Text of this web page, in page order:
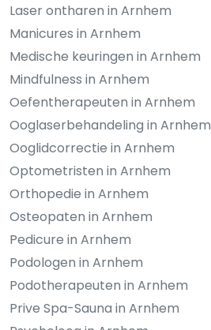
Laser ontharen in Arnhem
Manicures in Arnhem
Medische keuringen in Arnhem
Mindfulness in Arnhem
Oefentherapeuten in Arnhem
Ooglaserbehandeling in Arnhem
Ooglidcorrectie in Arnhem
Optometristen in Arnhem
Orthopedie in Arnhem
Osteopaten in Arnhem
Pedicure in Arnhem
Podologen in Arnhem
Podotherapeuten in Arnhem
Prive Spa-Sauna in Arnhem